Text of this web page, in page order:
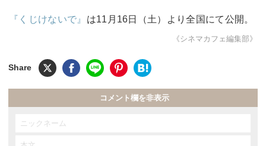
『くじけないで』 は11月16日（土）より全国にて公開。
《シネマカフェ編集部》
コメント欄を非表示